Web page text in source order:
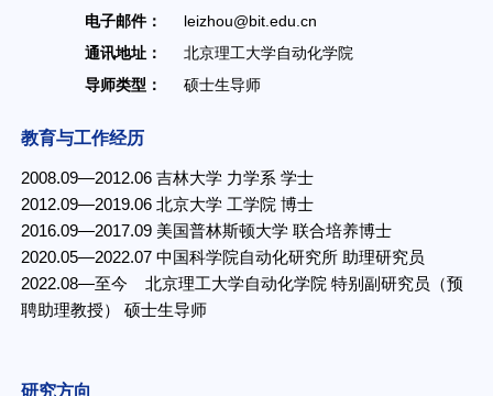
电子邮件：
leizhou@bit.edu.cn
通讯地址：
北京理工大学自动化学院
导师类型：
硕士生导师
教育与工作经历
2008.09—2012.06 吉林大学 力学系 学士
2012.09—2019.06 北京大学 工学院 博士
2016.09—2017.09 美国普林斯顿大学 联合培养博士
2020.05—2022.07 中国科学院自动化研究所 助理研究员
2022.08—至今 北京理工大学自动化学院 特别副研究员（预
聘助理教授） 硕士生导师
研究方向